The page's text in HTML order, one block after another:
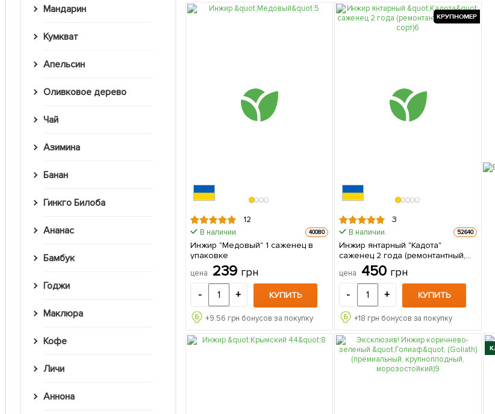
Мандарин
Кумкват
Апельсин
Оливковое дерево
Чай
Азимина
Банан
Гинкго Билоба
Ананас
Бамбук
Годжи
Маклюра
Кофе
Личи
Аннона
12
В наличии. 40080
Инжир "Медовый" 1 саженец в
упаковке
цена 239 грн
- + КУПИТЬ
+9.56 грн бонусов за покупку
КРУПНОМЕР
3
В наличии. 52640
Инжир янтарный "Кадота"
саженец 2 года (ремонтантный,
ранний сорт) 1 саженец в
упаковке
цена 450 грн
- + КУПИТЬ
+18 грн бонусов за покупку